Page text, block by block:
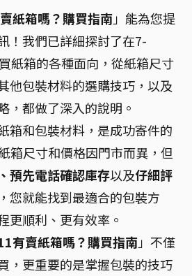
紙箱嗎？購買指南」能為您提
！我們已詳細探討了在7-
紙箱的各種面向，從紙箱尺寸
他包裝材料的選購技巧，以及
，都做了深入的說明。
箱和包裝材料，是成功寄件的
箱尺寸和價格因門市而異，但
預先電話確認庫存以及仔細評
，您就能找到最適合的包裝方
更順利、更有效率。
有賣紙箱嗎？購買指南」不僅
，更重要的是掌握包裝的技巧